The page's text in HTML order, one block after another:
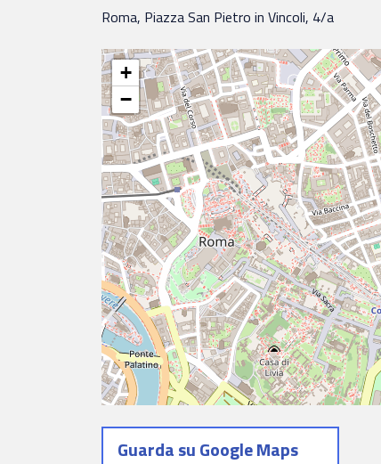
Roma, Piazza San Pietro in Vincoli, 4/a
+
−
Guarda su Google Maps